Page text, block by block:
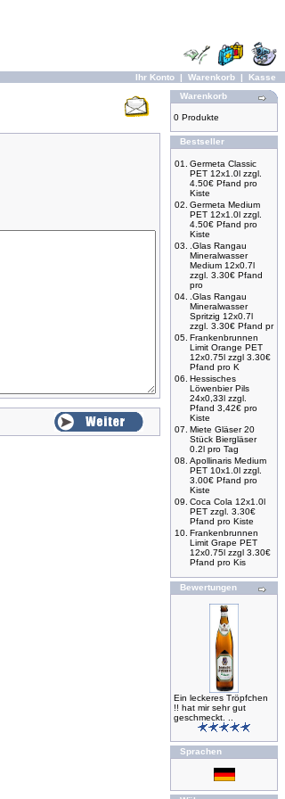
Ihr Konto | Warenkorb | Kasse
Warenkorb
0 Produkte
Bestseller
01.
Germeta Classic
PET 12x1.0l zzgl.
4.50€ Pfand pro
Kiste
02. Germeta Medium
PET 12x1.0l zzgl.
4.50€ Pfand pro
Kiste
03.
.Glas Rangau
Mineralwasser
Medium 12x0.7l
zzgl. 3.30€ Pfand
pro
04.
.Glas Rangau
Mineralwasser
Spritzig 12x0.7l
zzgl. 3.30€ Pfand pr
05. Frankenbrunnen
Limit Orange PET
12x0.75l zzgl 3.30€
Pfand pro K
06. Hessisches
Löwenbier Pils
24x0,33l zzgl.
Pfand 3,42€ pro
Kiste
07. Miete Gläser 20
Stück Biergläser
0.2l pro Tag
08. Apollinaris Medium
PET 10x1.0l zzgl.
3.00€ Pfand pro
Kiste
09. Coca Cola 12x1.0l
PET zzgl. 3.30€
Pfand pro Kiste
10. Frankenbrunnen
Limit Grape PET
12x0.75l zzgl 3.30€
Pfand pro Kis
Bewertungen
Ein leckeres Tröpfchen
!! hat mir sehr gut
geschmeckt. ..
Sprachen